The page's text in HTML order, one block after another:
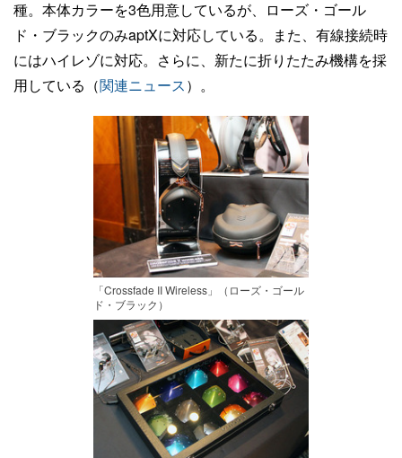
種。本体カラーを3色用意しているが、ローズ・ゴール
ド・ブラックのみaptXに対応している。また、有線接続時
にはハイレゾに対応。さらに、新たに折りたたみ機構を採
用している（関連ニュース）。
「Crossfade II Wireless」（ローズ・ゴール
ド・ブラック）